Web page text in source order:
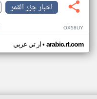
اخبار جزر القمر
OX58UY
ار تي عربي• arabic.rt.com